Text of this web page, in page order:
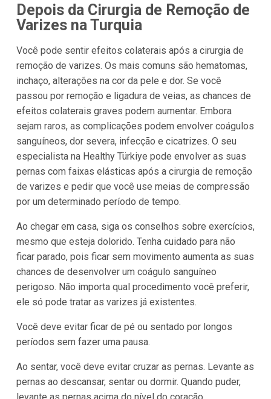
Depois da Cirurgia de Remoção de
Varizes na Turquia
Você pode sentir efeitos colaterais após a cirurgia de
remoção de varizes. Os mais comuns são hematomas,
inchaço, alterações na cor da pele e dor. Se você
passou por remoção e ligadura de veias, as chances de
efeitos colaterais graves podem aumentar. Embora
sejam raros, as complicações podem envolver coágulos
sanguíneos, dor severa, infecção e cicatrizes. O seu
especialista na Healthy Türkiye pode envolver as suas
pernas com faixas elásticas após a cirurgia de remoção
de varizes e pedir que você use meias de compressão
por um determinado período de tempo.
Ao chegar em casa, siga os conselhos sobre exercícios,
mesmo que esteja dolorido. Tenha cuidado para não
ficar parado, pois ficar sem movimento aumenta as suas
chances de desenvolver um coágulo sanguíneo
perigoso. Não importa qual procedimento você preferir,
ele só pode tratar as varizes já existentes.
Você deve evitar ficar de pé ou sentado por longos
períodos sem fazer uma pausa.
Ao sentar, você deve evitar cruzar as pernas. Levante as
pernas ao descansar, sentar ou dormir. Quando puder,